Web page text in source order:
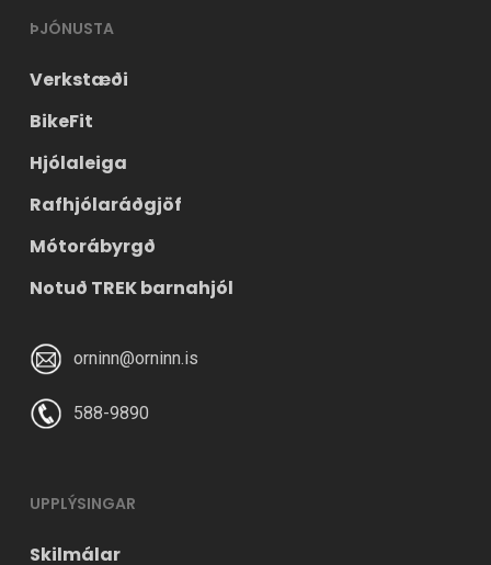
ÞJÓNUSTA
Verkstæði
BikeFit
Hjólaleiga
Rafhjólaráðgjöf
Mótorábyrgð
Notuð TREK barnahjól
orninn@orninn.is
588-9890
UPPLÝSINGAR
Skilmálar